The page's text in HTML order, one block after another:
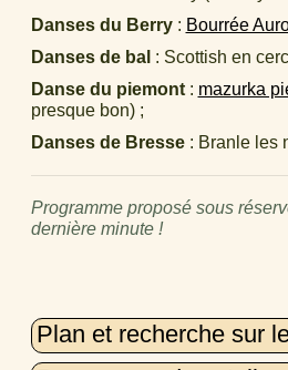
Danses du Berry: Bourrée
Danses de bal : Scottish en
Danse du piemont: mazurka
presque bon) ;
Danses de Bresse: Branle les
Programme proposé sous
dernière minute !
Plan et recherche sur